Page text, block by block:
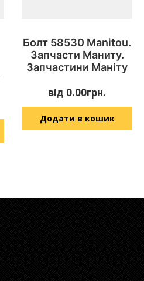
Болт 58530 Manitou.
Запчасти Маниту.
Запчастини Маніту
від 0.00грн.
Додати в кошик